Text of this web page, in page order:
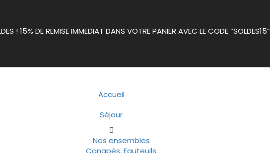
! 15% DE REMISE IMMEDIAT DANS VOTRE PANIER AVEC LE CODE “SOLDES15”
Accueil
Séjour
Nos ensembles
Canapés, Fauteuils